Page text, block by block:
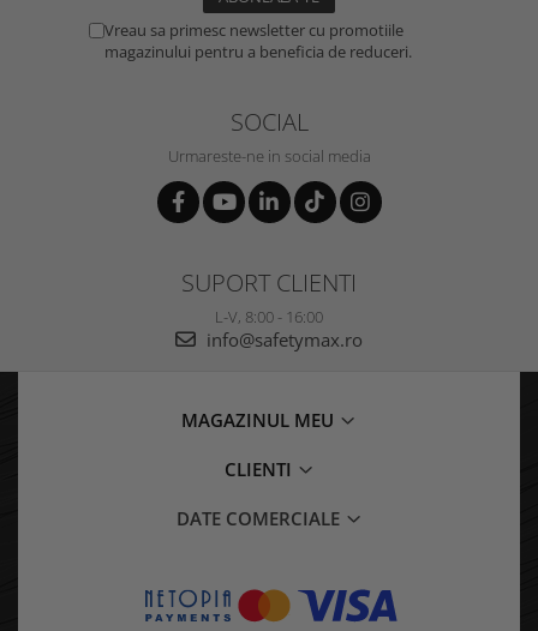
Vreau sa primesc newsletter cu promotiile
magazinului pentru a beneficia de reduceri.
SOCIAL
Urmareste-ne in social media
SUPORT CLIENTI
L-V, 8:00 - 16:00
info@safetymax.ro
MAGAZINUL MEU
CLIENTI
DATE COMERCIALE